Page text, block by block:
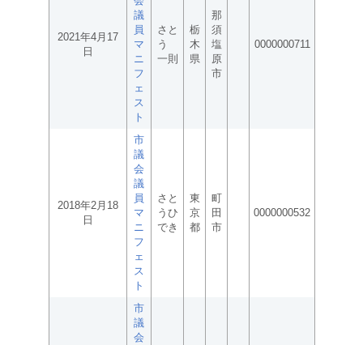
2021年4月17
日
議
員
マ
ニ
フ
ェ
ス
ト
さと
う
一則
栃
木
県
那
須
塩
原
市
0000000711
2018年2月18
日
市
議
会
議
員
マ
ニ
フ
ェ
ス
ト
さと
うひ
でき
東
京
都
町
田
市
0000000532
市
議
会